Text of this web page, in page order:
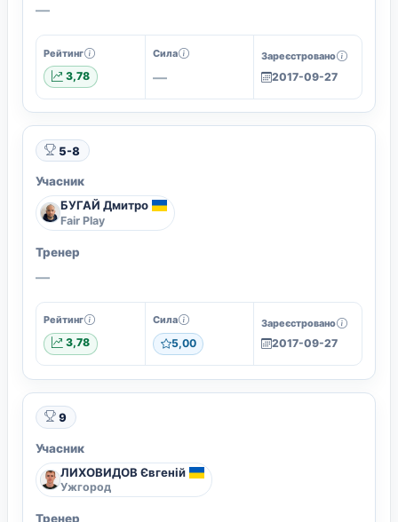
—
Рейтинг
3,78
Сила
—
Зареєстровано
2017-09-27
5-8
Учасник
БУГАЙ Дмитро
Fair Play
Тренер
—
Рейтинг
3,78
Сила
5,00
Зареєстровано
2017-09-27
9
Учасник
ЛИХОВИДОВ Євгеній
Ужгород
Тренер